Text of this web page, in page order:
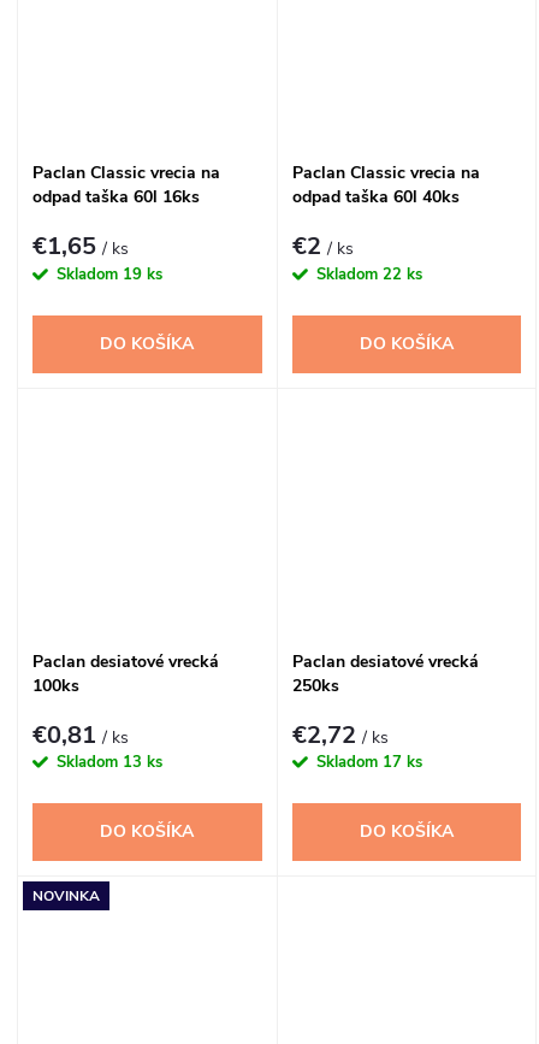
Paclan Classic vrecia na
odpad taška 60l 16ks
€1,65/ ks
Skladom 19 ks
DO KOŠÍKA
Paclan Classic vrecia na
odpad taška 60l 40ks
€2/ ks
Skladom 22 ks
DO KOŠÍKA
Paclan desiatové vrecká
100ks
€0,81/ ks
Skladom 13 ks
DO KOŠÍKA
Paclan desiatové vrecká
250ks
€2,72/ ks
Skladom 17 ks
DO KOŠÍKA
NOVINKA